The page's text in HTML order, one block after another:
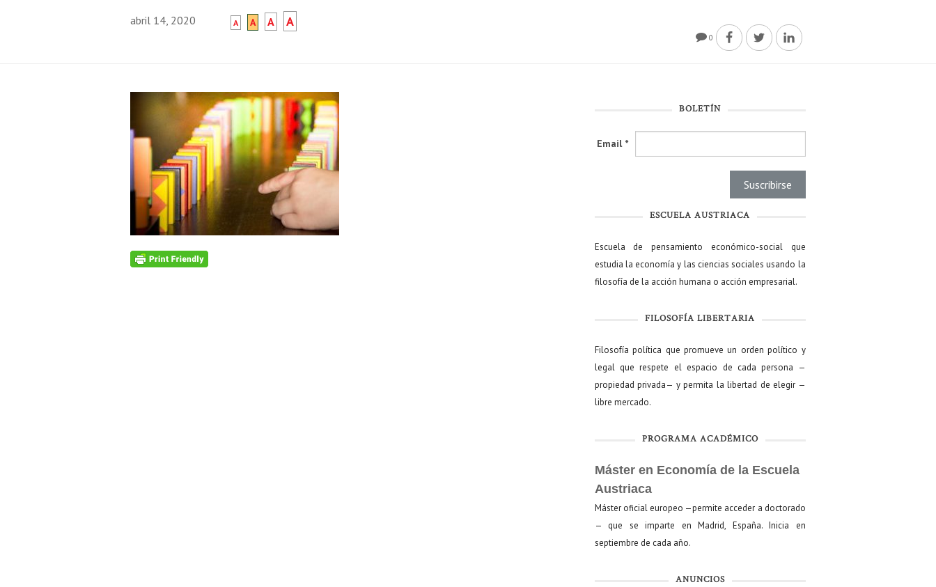
abril 14, 2020 A A A A
0
BOLETÍN
Email *
ESCUELA AUSTRIACA
Escuela de pensamiento económico-social que
estudia la economía y las ciencias sociales usando la
filosofía de la acción humana o acción empresarial.
FILOSOFÍA LIBERTARIA
Filosofía política que promueve un orden político y
legal que respete el espacio de cada persona —
propiedad privada— y permita la libertad de elegir —
libre mercado.
PROGRAMA ACADÉMICO
Máster en Economía de la Escuela
Austriaca
Máster oficial europeo —permite acceder a doctorado
— que se imparte en Madrid, España. Inicia en
septiembre de cada año.
ANUNCIOS